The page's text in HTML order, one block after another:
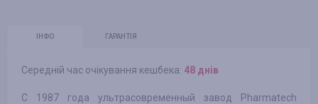
ІНФО ГАРАНТІЯ
Середній час очікування кешбека: 48 днів
С 1987 года ультрасовременный завод Pharmatech